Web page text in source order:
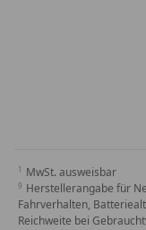
MwSt. ausweisbar
Herstellerangabe für
Fahrverhalten,
Reichweite bei